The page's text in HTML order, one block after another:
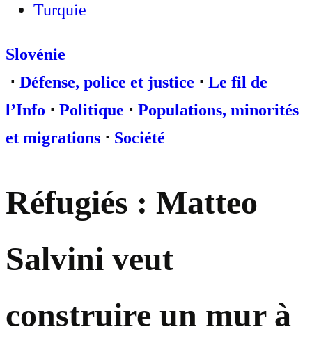
Turquie
Slovénie
⋅ Défense, police et justice ⋅ Le fil de
l’Info ⋅ Politique ⋅ Populations, minorités
et migrations ⋅ Société
Réfugiés : Matteo
Salvini veut
construire un mur à